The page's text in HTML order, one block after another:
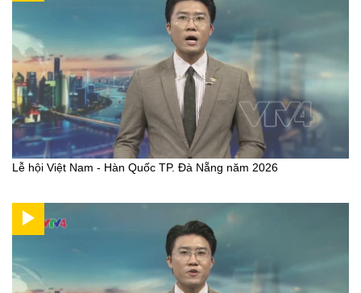
Lễ hội Việt Nam - Hàn Quốc TP. Đà Nẵng năm 2026